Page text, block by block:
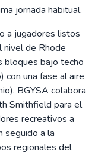
jornada habitual.
a jugadores listos
nivel de Rhode
bloques bajo techo
con una fase al aire
BGYSA colabora
Smithfield para el
recreativos a
seguido a la
regionales del